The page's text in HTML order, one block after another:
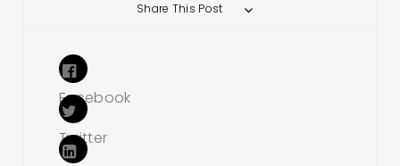
Share This Post
Facebook
Twitter